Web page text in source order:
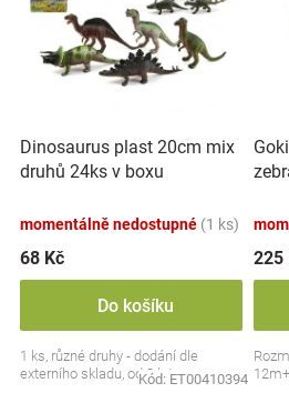
Těhotenské
oblečení
Blog
Hračkářství
Přihlášení
ůo
d
u
t
ů
Dinosaurus plast 20cm mix
druhů 24ks v boxu
momentálně nedostupné (1 ks)
68 Kč
Do košíku
1 ks, různé druhy - dodání dle
externího skladu, od 3 let
Kód: ET00410394
225